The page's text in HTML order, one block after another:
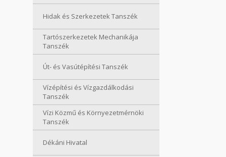
Hidak és Szerkezetek Tanszék
Tartószerkezetek Mechanikája
Tanszék
Út- és Vasútépítési Tanszék
Vízépítési és Vízgazdálkodási
Tanszék
Vízi Közmű és Környezetmérnöki
Tanszék
Dékáni Hivatal